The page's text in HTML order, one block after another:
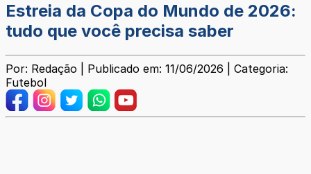
Estreia da Copa do Mundo de 2026:
tudo que você precisa saber
Por: Redação | Publicado em: 11/06/2026 | Categoria:
Futebol